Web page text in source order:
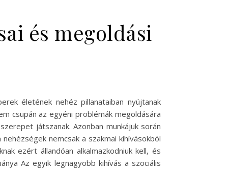
és megoldási
életének nehéz pillanataiban nyújtanak
csupán az egyéni problémák megoldására
játszanak. Azonban munkájuk során
nemcsak a szakmai kihívásokból
ezért állandóan alkalmazkodniuk kell, és
Az egyik legnagyobb kihívás a szociális